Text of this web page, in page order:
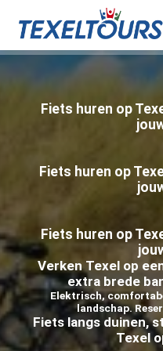
Fiets huren op
Fiets huren op
Fiets huren op
Verken Texel op ee
extra bred e band en.
Elektrisch,
landschap.
Fiets langs duinen,
Texel